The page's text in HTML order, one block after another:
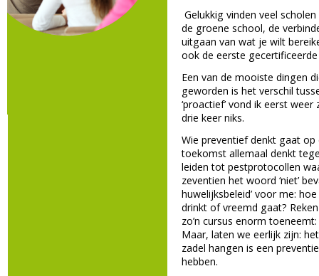
Gelukkig vinden veel
de groene school, de
uitgaan van wat je wilt
ook de eerste
Een van de mooiste dingen
geworden is het verschil
‘proactief’ vond ik eerst
drie keer niks.
Wie preventief denkt gaat
toekomst allemaal denkt
leiden tot pestprotocollen
zeventien het woord ‘niet’
huwelijksbeleid’ voor me:
drinkt of vreemd gaat?
zo’n cursus enorm
Maar, laten we eerlijk zijn:
zadel hangen is een
hebben.